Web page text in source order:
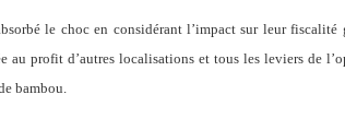
le choc en considérant l’impact sur leur fiscalité
au profit d’autres localisations et tous les leviers de
bambou.